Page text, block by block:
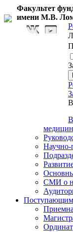
Факультет
имени М.В.
Научно-
СМИ о
Поступающим